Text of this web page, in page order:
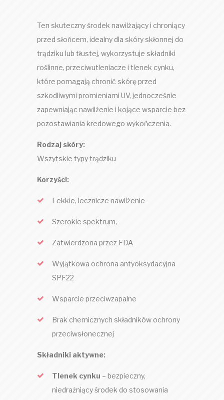
Ten skuteczny środek nawilżający i chroniący
przed słońcem, idealny dla skóry skłonnej do
trądziku lub tłustej, wykorzystuje składniki
roślinne, przeciwutleniacze i tlenek cynku,
które pomagają chronić skórę przed
szkodliwymi promieniami UV, jednocześnie
zapewniając nawilżenie i kojące wsparcie bez
pozostawiania kredowego wykończenia.
Rodzaj skóry:
Wszytskie typy trądziku
Korzyści:
Lekkie, lecznicze nawilżenie
Szerokie spektrum,
Zatwierdzona przez FDA
Wyjątkowa ochrona antyoksydacyjna
SPF22
Wsparcie przeciwzapalne
Brak chemicznych składników ochrony
przeciwsłonecznej
Składniki aktywne:
Tlenek cynku – bezpieczny,
niedrażniący środek do stosowania